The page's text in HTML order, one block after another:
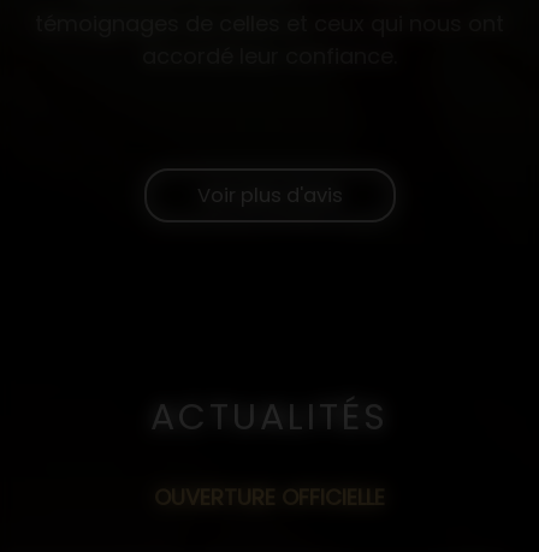
Voir plus d'avis
ACTUALITÉS
OUVERTURE OFFICIELLE